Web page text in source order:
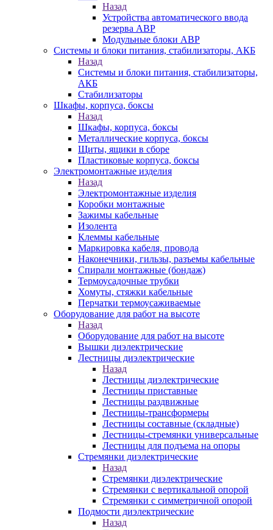
Назад
Устройства автоматического ввода
резерва АВР
Модульные блоки АВР
Системы и блоки питания, стабилизаторы, АКБ
Назад
Системы и блоки питания, стабилизаторы,
АКБ
Стабилизаторы
Шкафы, корпуса, боксы
Назад
Шкафы, корпуса, боксы
Металлические корпуса, боксы
Щиты, ящики в сборе
Пластиковые корпуса, боксы
Электромонтажные изделия
Назад
Электромонтажные изделия
Коробки монтажные
Зажимы кабельные
Изолента
Клеммы кабельные
Маркировка кабеля, провода
Наконечники, гильзы, разъемы кабельные
Спирали монтажные (бондаж)
Термоусадочные трубки
Хомуты, стяжки кабельные
Перчатки термоусаживаемые
Оборудование для работ на высоте
Назад
Оборудование для работ на высоте
Вышки диэлектрические
Лестницы диэлектрические
Назад
Лестницы диэлектрические
Лестницы приставные
Лестницы раздвижные
Лестницы-трансформеры
Лестницы составные (складные)
Лестницы-стремянки универсальные
Лестницы для подъема на опоры
Стремянки диэлектрические
Назад
Стремянки диэлектрические
Стремянки с вертикальной опорой
Стремянки с симметричной опорой
Подмости диэлектрические
Назад